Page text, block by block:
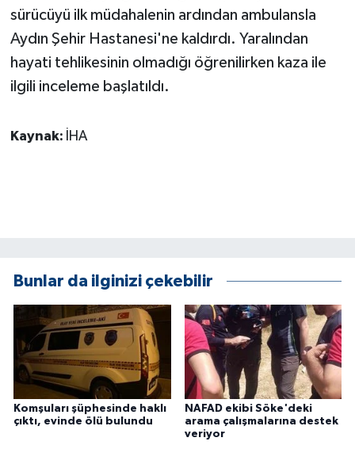
sürücüyü ilk müdahalenin ardından ambulansla
Aydın Şehir Hastanesi'ne kaldırdı. Yaralından
hayati tehlikesinin olmadığı öğrenilirken kaza ile
ilgili inceleme başlatıldı.
Kaynak: İHA
Bunlar da ilginizi çekebilir
Komşuları şüphesinde haklı
çıktı, evinde ölü bulundu
NAFAD ekibi Söke'deki
arama çalışmalarına destek
veriyor
MAGAZİN
Otomobil
Sağlık
Turizm
ÜLKE GÜNDEMİ
YAŞAM
YEREL